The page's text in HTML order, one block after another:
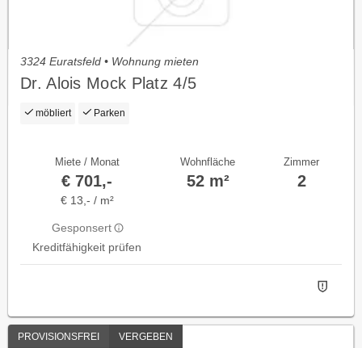
3324 Euratsfeld • Wohnung mieten
Dr. Alois Mock Platz 4/5
möbliert Parken
Miete / Monat
€ 701,-
€ 13,- / m²
Gesponsert
Kreditfähigkeit prüfen
Wohnfläche
52 m²
Zimmer
2
PROVISIONSFREI VERGEBEN